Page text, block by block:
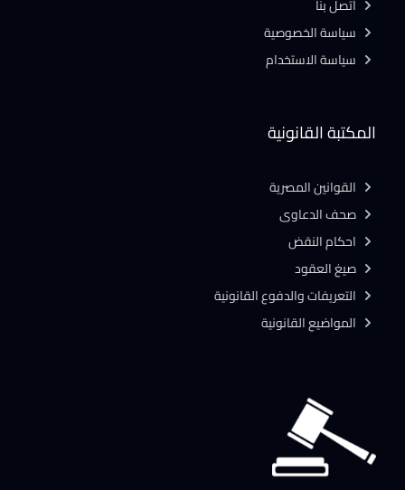
المكتبة القانونية
القوانين المصرية
صحف الدعاوى
احكام النقض
صيغ العقود
التعريفات والدفوع القانونية
المواضيع القانونية
أتصل بنا
سياسة الخصوصية
سياسة الاستخدام